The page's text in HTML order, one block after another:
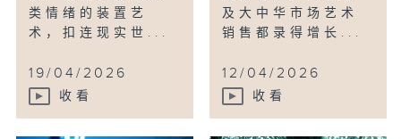
类情绪的装置艺
术，扣连现实世...
19/04/2026
收看
及大中华市场艺术
销售都录得增长...
12/04/2026
收看